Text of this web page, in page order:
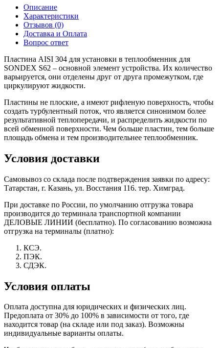
Описание
Характеристики
Отзывов (0)
Доставка и Оплата
Вопрос ответ
Пластина AISI 304 для установки в теплообменник для
SONDEX S62 – основной элемент устройства. Их количество
варьируется, они отделены друг от друга промежутком, где
циркулируют жидкости.
Пластины не плоские, а имеют рифленую поверхность, чтобы
создать турбулентный поток, что является синонимом более
результативной теплопередачи, и распределить жидкости по
всей обменной поверхности. Чем больше пластин, тем больше
площадь обмена и тем производительнее теплообменник.
Условия доставки
Самовывоз со склада после подтверждения заявки по адресу:
Татарстан, г. Казань, ул. Восстания 116. тер. Химград.
При доставке по России, по умолчанию отгрузка товара
производится до терминала транспортной компании
ДЕЛОВЫЕ ЛИНИИ (бесплатно). По согласованию возможна
отгрузка на терминалы (платно):
КСЭ.
ПЭК.
СДЭК.
Условия оплаты
Оплата доступна для юридических и физических лиц.
Предоплата от 30% до 100% в зависимости от того, где
находится товар (на складе или под заказ). Возможны
индивидуальные варианты оплаты.